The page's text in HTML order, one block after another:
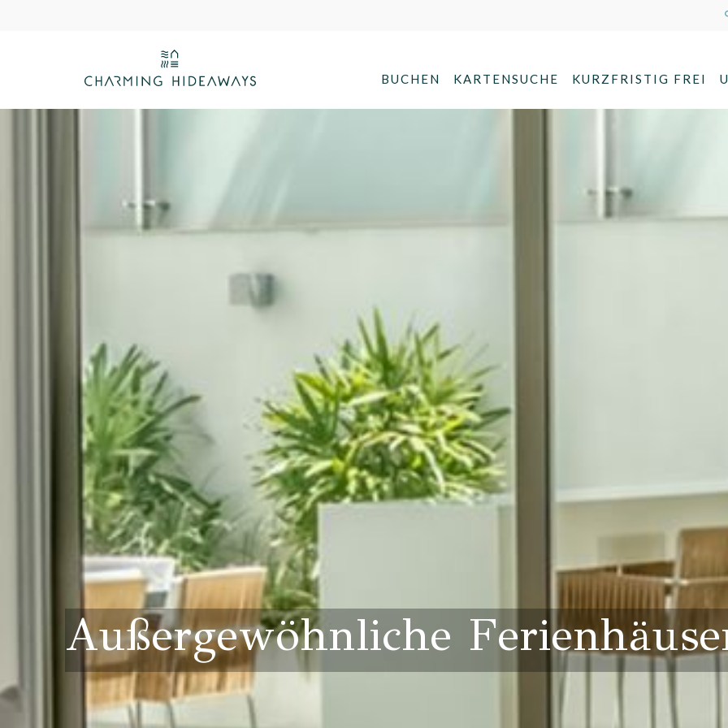
BUCHEN KARTENSUCHE KURZFRISTIG FREI
Außergewöhnliche